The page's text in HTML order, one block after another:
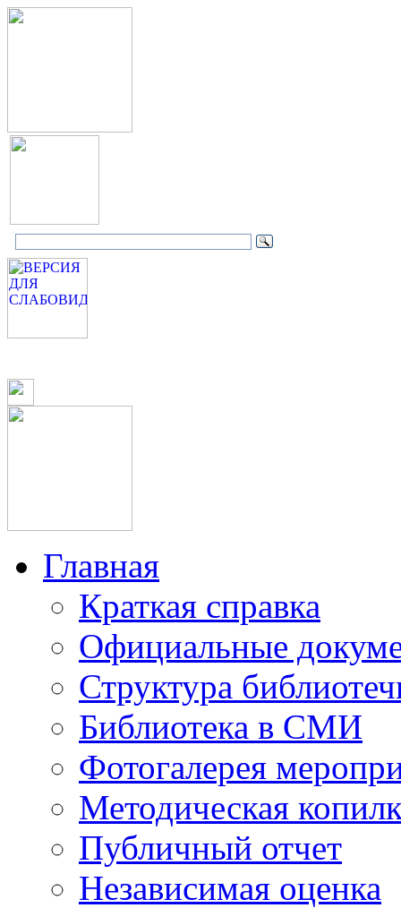
Главная
Краткая справка
Официальные
Структура
Библиотека в СМИ
Фотогалерея
Методическая
Публичный отчет
Независимая оценка